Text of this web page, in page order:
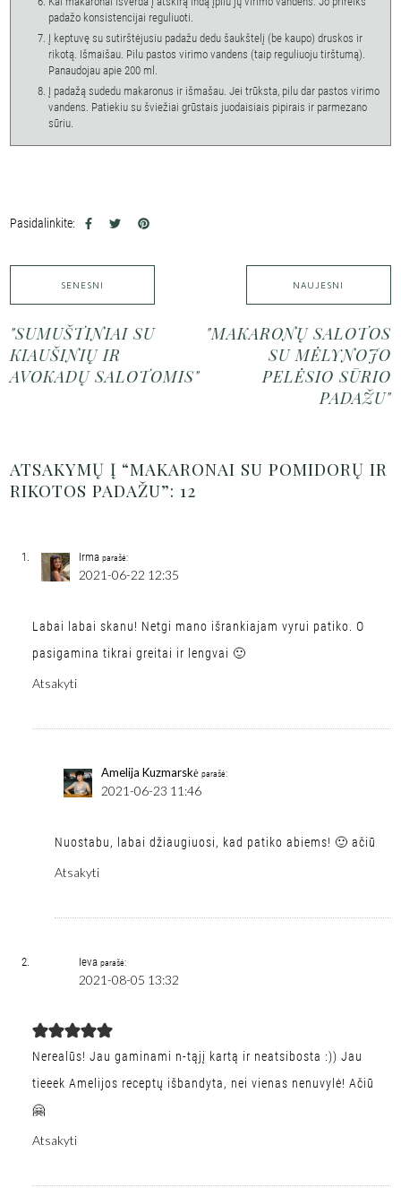
padažo konsistencijai reguliuoti.
Į keptuvę su sutirštėjusiu padažu dedu šaukštelį (be kaupo) druskos ir
rikotą. Išmaišau. Pilu pastos virimo vandens (taip reguliuoju tirštumą).
Panaudojau apie 200 ml.
Į padažą sudedu makaronus ir išmašau. Jei trūksta, pilu dar pastos virimo
vandens. Patiekiu su šviežiai grūstais juodaisiais pipirais ir parmezano
sūriu.
Pasidalinkite:
SENESNI
"SUMUŠTINIAI SU
KIAUŠINIŲ IR
AVOKADŲ SALOTOMIS"
NAUJESNI
"MAKARONŲ SALOTOS
SU MĖLYNOJO
PELĖSIO SŪRIO
PADAŽU"
ATSAKYMŲ Į “MAKARONAI SU POMIDORŲ IR
RIKOTOS PADAŽU”: 12
Irma parašė:
2021-06-22 12:35
Labai labai skanu! Netgi mano išrankiajam vyrui patiko. O
pasigamina tikrai greitai ir lengvai 🙂
Atsakyti
Amelija Kuzmarskė parašė:
2021-06-23 11:46
Nuostabu, labai džiaugiuosi, kad patiko abiems! 🙂 ačiū
Atsakyti
Ieva parašė:
2021-08-05 13:32
Nerealūs! Jau gaminami n-tąjį kartą ir neatsibosta :)) Jau
tieeek Amelijos receptų išbandyta, nei vienas nenuvylė! Ačiū
🤗
Atsakyti